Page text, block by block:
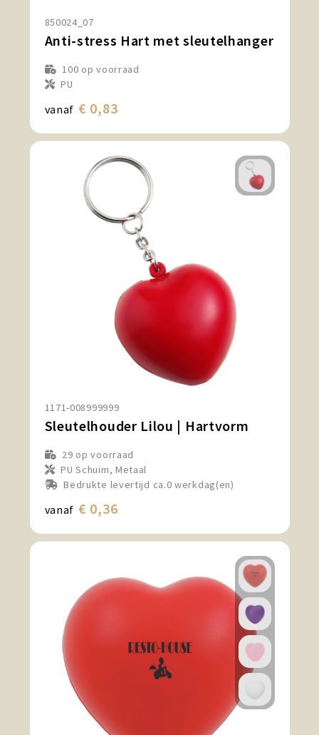
Sport, Spel en Speelgoed
Strand en Zomer
Technologie
Tassen
Textiel, Kleding en Caps
Wijngeschenken
850024_07
Anti-stress Hart met sleutelhanger
100 op voorraad
PU
vanaf € 0,83
1171-008999999
Sleutelhouder Lilou | Hartvorm
29 op voorraad
PU Schuim, Metaal
Bedrukte levertijd ca.0 werkdag(en)
vanaf € 0,36